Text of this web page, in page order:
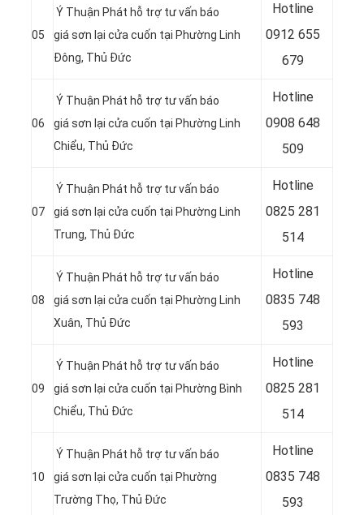
05
Ý Thuận Phát hỗ trợ tư vấn báo
giá sơn lại cửa cuốn tại Phường Linh
Đông, Thủ Đức
Hotline
0912 655
679
06
Ý Thuận Phát hỗ trợ tư vấn báo
giá sơn lại cửa cuốn tại Phường Linh
Chiểu, Thủ Đức
Hotline
0908 648
509
07
Ý Thuận Phát hỗ trợ tư vấn báo
giá sơn lại cửa cuốn tại Phường Linh
Trung, Thủ Đức
Hotline
0825 281
514
08
Ý Thuận Phát hỗ trợ tư vấn báo
giá sơn lại cửa cuốn tại Phường Linh
Xuân, Thủ Đức
Hotline
0835 748
593
09
Ý Thuận Phát hỗ trợ tư vấn báo
giá sơn lại cửa cuốn tại Phường Bình
Chiểu, Thủ Đức
Hotline
0825 281
514
10
Ý Thuận Phát hỗ trợ tư vấn báo
giá sơn lại cửa cuốn tại Phường
Trường Thọ, Thủ Đức
Hotline
0835 748
593